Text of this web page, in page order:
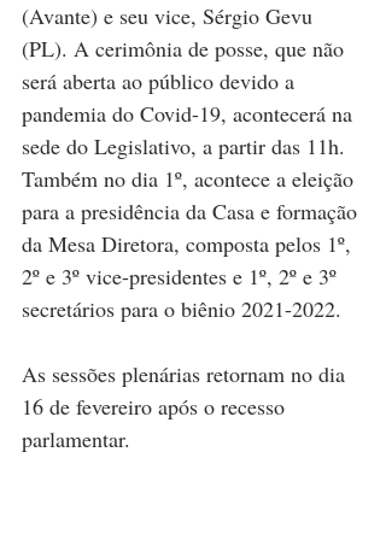
(Avante) e seu vice, Sérgio Gevu
(PL). A cerimônia de posse, que não
será aberta ao público devido a
pandemia do Covid-19, acontecerá na
sede do Legislativo, a partir das 11h.
Também no dia 1º, acontece a eleição
para a presidência da Casa e formação
da Mesa Diretora, composta pelos 1º,
2º e 3º vice-presidentes e 1º, 2º e 3º
secretários para o biênio 2021-2022.
As sessões plenárias retornam no dia
16 de fevereiro após o recesso
parlamentar.